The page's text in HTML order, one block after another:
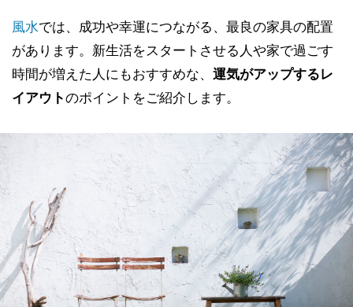
風水では、成功や幸運につながる、最良の家具の配置
があります。新生活をスタートさせる人や家で過ごす
時間が増えた人にもおすすめな、 運気がアップするレ
イアウトのポイントをご紹介します。